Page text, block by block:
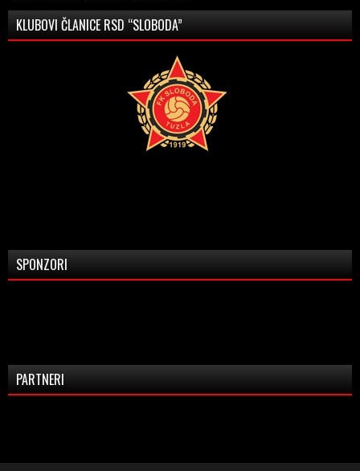
KLUBOVI ČLANICE RSD “SLOBODA”
SPONZORI
PARTNERI